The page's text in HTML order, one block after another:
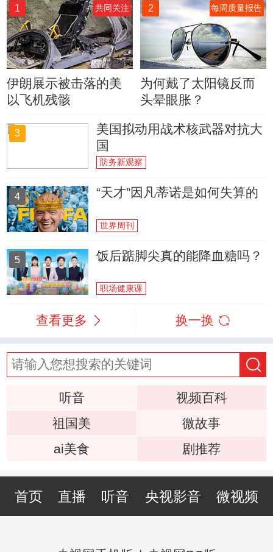
1 共同关注
伊朗展示被击落的美
以飞机残骸
2 每周质量报告
为何戴了太阳镜反而
头晕眼胀？
3
美国拟动用战术核武器对抗大
国
防务新观察
4 “天才”因凡蒂诺是如何失算的
世界周刊
5 饭后踮脚尖真的能降血糖吗？
职场健康课
查看更多 换一换
听音
视频百科
祖国美
微故事
ai美食
剧推荐
首页 直播 听音 央视影音 微视频